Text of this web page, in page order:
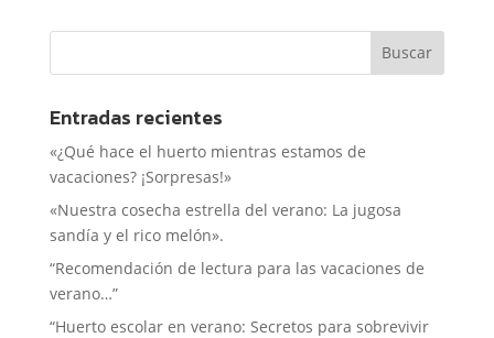
Entradas recientes
«¿Qué hace el huerto mientras estamos de
vacaciones? ¡Sorpresas!»
«Nuestra cosecha estrella del verano: La jugosa
sandía y el rico melón».
“Recomendación de lectura para las vacaciones de
verano…”
“Huerto escolar en verano: Secretos para sobrevivir